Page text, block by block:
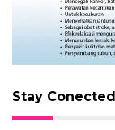
Stay Conected